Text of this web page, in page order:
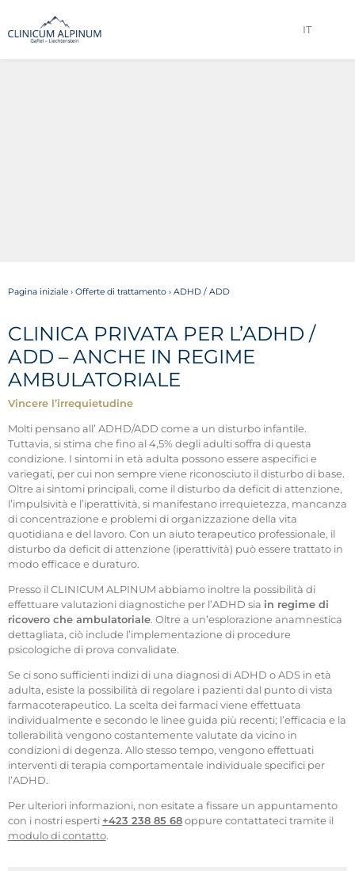
IT
Pagina iniziale› Offerte di trattamento› ADHD / ADD
CLINICA PRIVATA PER L’ADHD /
ADD – ANCHE IN REGIME
AMBULATORIALE
Vincere l’irrequietudine
Molti pensano all’ ADHD/ADD come a un disturbo infantile.
Tuttavia, si stima che fino al 4,5% degli adulti soffra di questa
condizione. I sintomi in età adulta possono essere aspecifici e
variegati, per cui non sempre viene riconosciuto il disturbo di base.
Oltre ai sintomi principali, come il disturbo da deficit di attenzione,
l’impulsività e l’iperattività, si manifestano irrequietezza, mancanza
di concentrazione e problemi di organizzazione della vita
quotidiana e del lavoro. Con un aiuto terapeutico professionale, il
disturbo da deficit di attenzione (iperattività) può essere trattato in
modo efficace e duraturo.
Presso il CLINICUM ALPINUM abbiamo inoltre la possibilità di
effettuare valutazioni diagnostiche per l’ADHD sia in regime di
ricovero che ambulatoriale. Oltre a un’esplorazione anamnestica
dettagliata, ciò include l’implementazione di procedure
psicologiche di prova convalidate.
Se ci sono sufficienti indizi di una diagnosi di ADHD o ADS in età
adulta, esiste la possibilità di regolare i pazienti dal punto di vista
farmacoterapeutico. La scelta dei farmaci viene effettuata
individualmente e secondo le linee guida più recenti; l’efficacia e la
tollerabilità vengono costantemente valutate da vicino in
condizioni di degenza. Allo stesso tempo, vengono effettuati
interventi di terapia comportamentale individuale specifici per
l’ADHD.
Per ulteriori informazioni, non esitate a fissare un appuntamento
con i nostri esperti +423 238 85 68oppure contattateci tramite il
modulo di contatto.